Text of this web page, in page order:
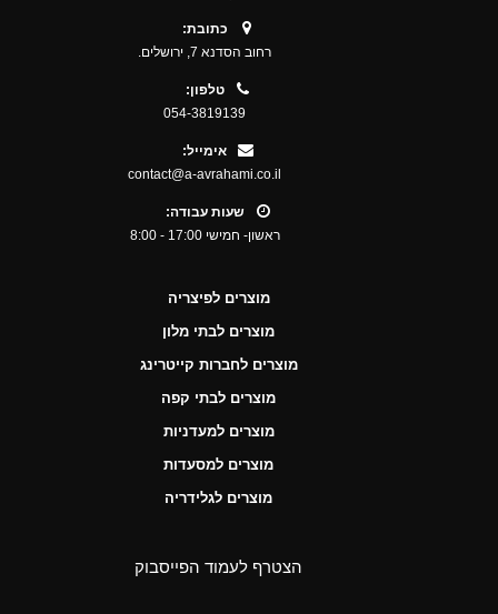
כתובת:
רחוב הסדנא 7, ירושלים.
טלפון:
054-3819139
אימייל:
contact@a-avrahami.co.il
שעות עבודה:
ראשון- חמישי 17:00 - 8:00
מוצרים לפיצריה
מוצרים לבתי מלון
מוצרים לחברות קייטרינג
מוצרים לבתי קפה
מוצרים למעדניות
מוצרים למסעדות
מוצרים לגלידריה
הצטרף לעמוד הפייסבוק